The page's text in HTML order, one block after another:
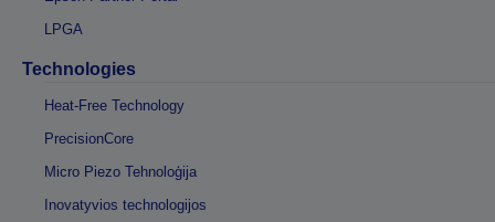
LPGA
Technologies
Heat-Free Technology
PrecisionCore
Micro Piezo Tehnoloģija
Inovatyvios technologijos